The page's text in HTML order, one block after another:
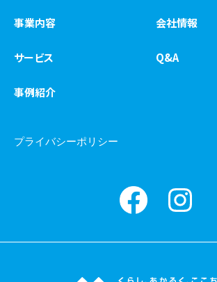
事業内容
サービス
事例紹介
会社情報
Q&A
プライバシーポリシー
Facebook